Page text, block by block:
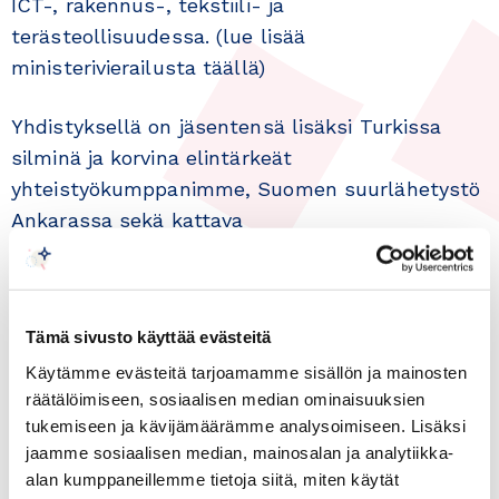
Tämä sivusto käyttää evästeitä
Käytämme evästeitä tarjoamamme sisällön ja mainosten
räätälöimiseen, sosiaalisen median ominaisuuksien
tukemiseen ja kävijämäärämme analysoimiseen. Lisäksi
jaamme sosiaalisen median, mainosalan ja analytiikka-
alan kumppaneillemme tietoja siitä, miten käytät
ICT-, rakennus-, tekstiili- ja
terästeollisuudessa. (lue lisää
ministerivierailusta täällä)
Yhdistyksellä on jäsentensä lisäksi Turkissa
silminä ja korvina elintärkeät
yhteistyökumppanimme, Suomen suurlähetystö
Ankarassa sekä kattava
kunniakonsuliverkostomme.
SuurlähettiläsAri Mäki, Suomen Ankaran
suurlähetystön kansainvälisen liiketoiminnan
erityisasiantuntijaJoona Selin, sekä Suomen
Kayserin kunniakonsuliMurat Sert.